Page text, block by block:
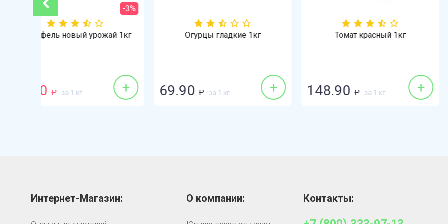
Огурцы гладкие 1кг
69.90 за 1 кг +
Томат красный 1кг
148.90 за 1 кг +
Томат розовый 1кг
89.99 за 1 кг
Интернет-Магазин: О компании: Контакты: